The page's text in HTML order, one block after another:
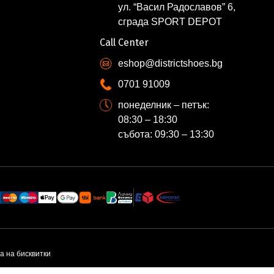
ул. “Васил Радославов” 6,
сграда SPORT DEPOT
Call Center
eshop@districtshoes.bg
0701 91009
понеделник – петък:
08:30 – 18:30
събота: 09:30 – 13:30
на бисквитки